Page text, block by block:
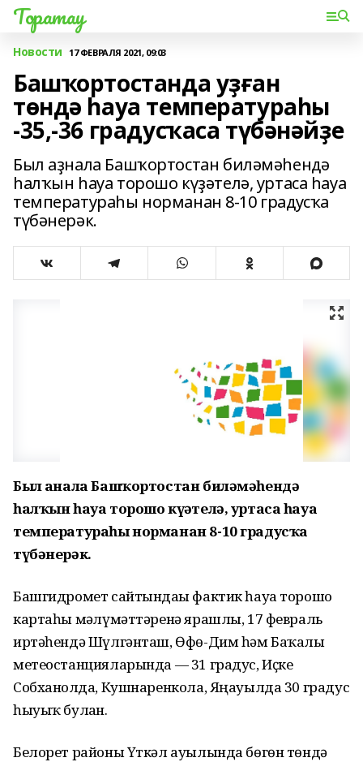
Торатау
Новости 17 ФЕВРАЛЯ 2021, 09:03
Башҡортостанда уҙған
төндә һауа температураһы
-35,-36 градусҡаса түбәнәйҙе
Был аҙнала Башҡортостан биләмәһендә
һалҡын һауа торошо күҙәтелә, уртаса һауа
температураһы норманан 8-10 градусҡа
түбәнерәк.
Был аҙнала Башҡортостан биләмәһендә
һалҡын һауа торошо күҙәтелә, уртаса һауа
температураһы норманан 8-10 градусҡа
түбәнерәк.
Башгидромет сайтындағы фактик һауа торошо
картаһы мәғлүмәттәренә ярашлы, 17 февраль
иртәһендә Шүлгәнташ, Өфө-Дим һәм Баҡалы
метеостанцияларында — 31 градус, Иҫке
Собханғолда, Кушнаренкола, Яңауылда 30 градус
һыуыҡ булған.
Белорет районы Үткәл ауылында бөгөн төндә